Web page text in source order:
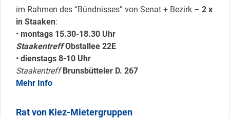
im Rahmen des “Bündnisses” von Senat + Bezirk – 2 x
in Staaken:
• montags 15.30-18.30 Uhr
Staakentreff Obstallee 22E
• dienstags 8-10 Uhr
Staakentreff Brunsbütteler D. 267
Mehr Info
Rat von Kiez-Mietergruppen